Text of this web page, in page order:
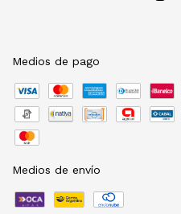
Medios de pago
Medios de envío